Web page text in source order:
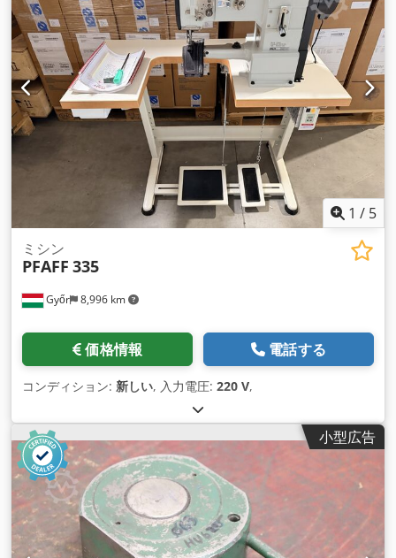
1 / 5
Győr 8,996 km
ミシン
PFAFF 335
価格情報 電話する
コンディション: 新しい, 入力電圧: 220 V,
小型広告